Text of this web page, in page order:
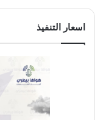
اسعار التنفيذ